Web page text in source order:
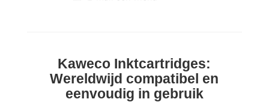
Kaweco Inktcartridges:
Wereldwijd compatibel en
eenvoudig in gebruik